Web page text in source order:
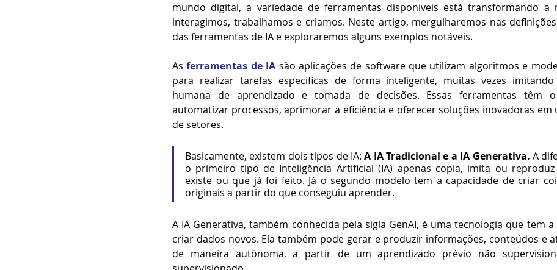
mundo digital, a variedade de ferramentas disponíveis está transformando a
interagimos, trabalhamos e criamos. Neste artigo, mergulharemos nas
das ferramentas de IA e exploraremos alguns exemplos notáveis.
As ferramentas de IA são aplicações de software que utilizam algoritmos e
para realizar tarefas específicas de forma inteligente, muitas vezes
humana de aprendizado e tomada de decisões. Essas ferramentas têm
automatizar processos, aprimorar a eficiência e oferecer soluções inovadoras em
de setores.
Basicamente, existem dois tipos de IA: A IA Tradicional e a IA Generativa. A
o primeiro tipo de Inteligência Artificial (IA) apenas copia, imita ou
existe ou que já foi feito. Já o segundo modelo tem a capacidade de criar
originais a partir do que conseguiu aprender.
A IA Generativa, também conhecida pela sigla GenAI, é uma tecnologia que tem
criar dados novos. Ela também pode gerar e produzir informações, conteúdos e
de maneira autônoma, a partir de um aprendizado prévio não